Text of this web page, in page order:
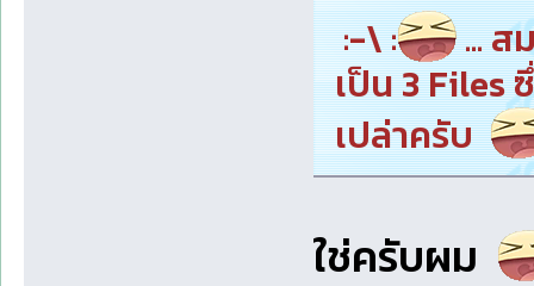
:-\ :
... ส
เป็น 3 Files
เปล่าครับ
ใช่ครับผม